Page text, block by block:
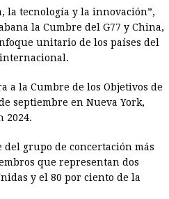
la tecnología y la innovación”,
la Cumbre del G77 y China,
unitario de los países del
a la Cumbre de los Objetivos de
septiembre en Nueva York,
2024.
grupo de concertación más
que representan dos
y el 80 por ciento de la